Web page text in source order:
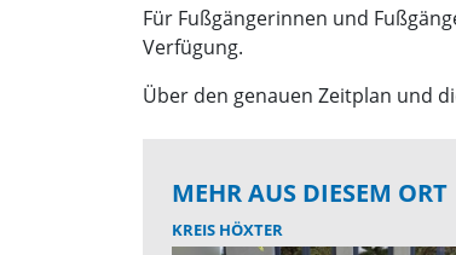
Für Fußgängerinnen und
Verfügung.
Über den genauen Zeitplan und
MEHR AUS DIESEM ORT
KREIS HÖXTER